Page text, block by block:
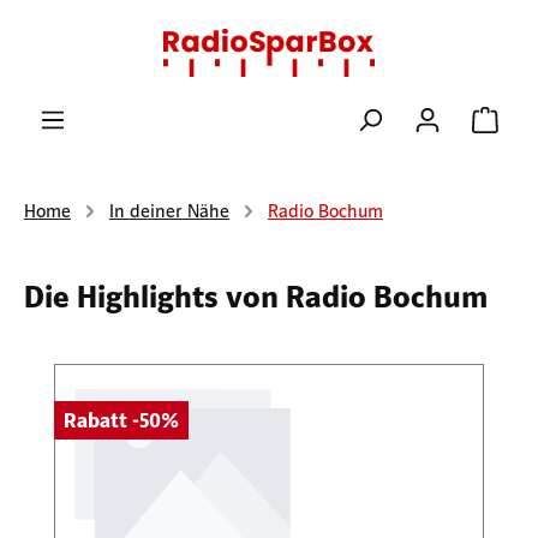
Zum Hauptinhalt springen
Home In deiner Nähe Radio Bochum
Die Highlights von Radio Bochum
Rabatt -50%